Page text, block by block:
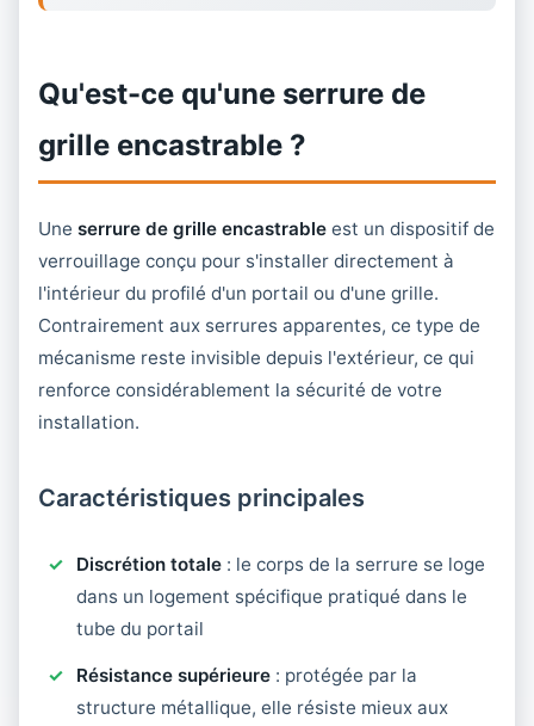
Qu'est-ce qu'une serrure de
grille encastrable ?
Une serrure de grille encastrable est un dispositif de
verrouillage conçu pour s'installer directement à
l'intérieur du profilé d'un portail ou d'une grille.
Contrairement aux serrures apparentes, ce type de
mécanisme reste invisible depuis l'extérieur, ce qui
renforce considérablement la sécurité de votre
installation.
Caractéristiques principales
Discrétion totale : le corps de la serrure se loge
dans un logement spécifique pratiqué dans le
tube du portail
Résistance supérieure : protégée par la
structure métallique, elle résiste mieux aux